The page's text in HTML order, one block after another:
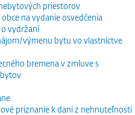
priestorov
na vydanie osvedčenia
vydržaní
výmenu bytu vo vlastníctve
bremena v zmluve s
priznanie k dani z nehnuteľností